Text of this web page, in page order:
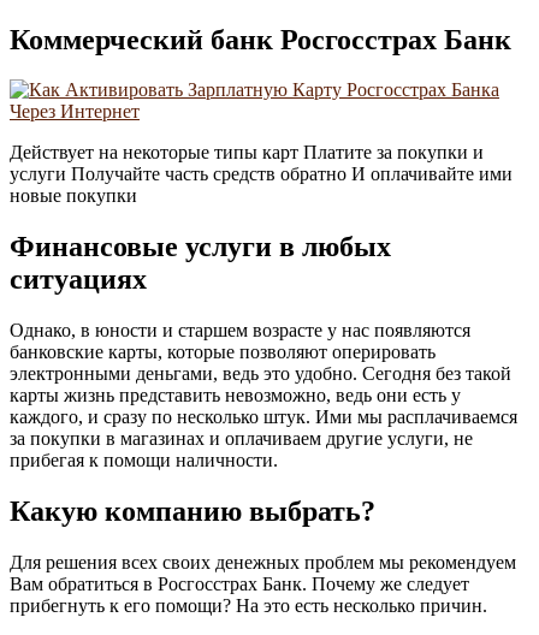
Коммерческий банк Росгосстрах Банк
Действует на некоторые типы карт Платите за покупки и
услуги Получайте часть средств обратно И оплачивайте ими
новые покупки
Финансовые услуги в любых
ситуациях
Однако, в юности и старшем возрасте у нас появляются
банковские карты, которые позволяют оперировать
электронными деньгами, ведь это удобно. Сегодня без такой
карты жизнь представить невозможно, ведь они есть у
каждого, и сразу по несколько штук. Ими мы расплачиваемся
за покупки в магазинах и оплачиваем другие услуги, не
прибегая к помощи наличности.
Какую компанию выбрать?
Для решения всех своих денежных проблем мы рекомендуем
Вам обратиться в Росгосстрах Банк. Почему же следует
прибегнуть к его помощи? На это есть несколько причин.